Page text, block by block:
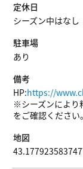
定休日
シーズン中はなし
駐車場
あり
備考
HP:https://
※シーズンにより
をご確認ください。
地図